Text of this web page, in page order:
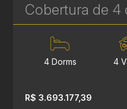
4 Dorms 4
R$ 3.693.177,39